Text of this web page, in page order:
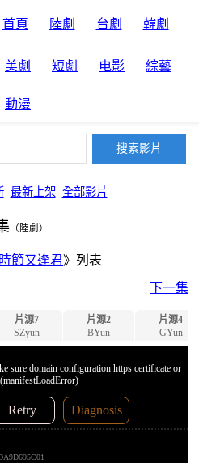
首頁 陸劇 台劇 韓劇
美劇 短劇 电影 綜藝
動漫
最新上架 全部影片
（陸劇）
節又逢君》列表
下一集
片源7
SZyun
片源2
BYun
片源4
GYun